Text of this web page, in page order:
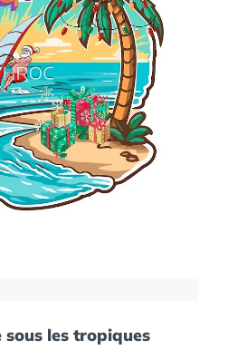
sous les tropiques